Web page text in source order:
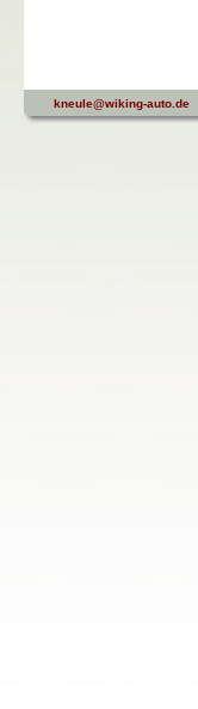
kneule@wiking-auto.de